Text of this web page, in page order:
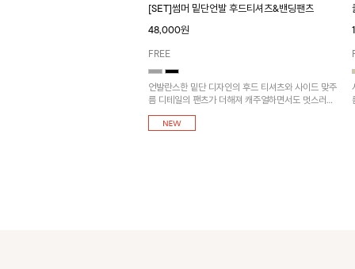
[SET]썸머 밑단언발 후드티셔츠&밴딩팬츠
48,000원
FREE
언발란스한 밑단 디자인의 후드 티셔츠와 사이드 맞주
름 디테일의 팬츠가 더해져 캐주얼하면서도 멋스러운
실루엣을 연출해 주는 아이템!